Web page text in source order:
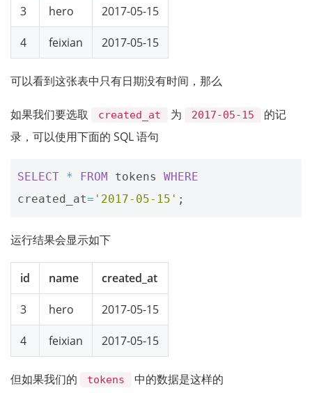
3 hero 2017-05-15
4 feixian 2017-05-15
可以看到这张表中只有日期没有时间，那么
如果我们要选取 created_at 为 2017-05-15
的记
录，可以使用下面的 SQL 语句
SELECT * FROM tokens
WHERE
created_at= '2017-05-15' ;
运行结果会显示如下
id name created_at
3 hero 2017-05-15
4 feixian 2017-05-15
但如果我们的 tokens 中的数据是这样的